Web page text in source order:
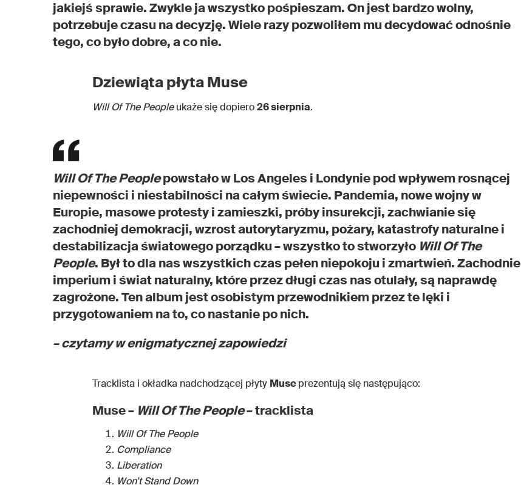
jakiejś sprawie. Zwykle ja wszystko pośpieszam. On jest bardzo wolny,
potrzebuje czasu na decyzję. Wiele razy pozwoliłem mu decydować odnośnie
tego, co było dobre, a co nie.
Dziewiąta płyta Muse
Will Of The Peopleukaże się dopiero26 sierpnia.
Will Of The Peoplepowstało w Los Angeles i Londynie pod wpływem rosnącej
niepewności i niestabilności na całym świecie. Pandemia, nowe wojny w
Europie, masowe protesty i zamieszki, próby insurekcji, zachwianie się
zachodniej demokracji, wzrost autorytaryzmu, pożary, katastrofy naturalne i
destabilizacja światowego porządku – wszystko to stworzyło Will Of The
People. Był to dla nas wszystkich czas pełen niepokoju i zmartwień. Zachodnie
imperium i świat naturalny, które przez długi czas nas otulały, są naprawdę
zagrożone. Ten album jest osobistym przewodnikiem przez te lęki i
przygotowaniem na to, co nastanie po nich.
– czytamy w enigmatycznej zapowiedzi
Tracklista i okładka nadchodzącej płyty Museprezentują się następująco:
Muse – Will Of The People– tracklista
Will Of The People
Compliance
Liberation
Won’t Stand Down